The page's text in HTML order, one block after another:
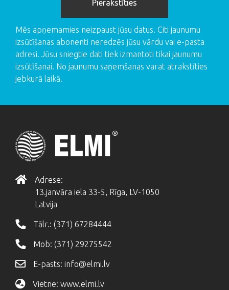
Mēs apņemamies neizpaust jūsu datus. Citi jaunumu
izsūtīšanas abonenti neredzēs jūsu vārdu vai e-pasta
adresi. Jūsu sniegtie dati tiek izmantoti tikai jaunumu
izsūtīšanai. No jaunumu saņemšanas varat atrakstīties
jebkurā laikā.
Adrese:
13.janvāra iela 33-5, Rīga, LV-1050
Latvija
Tālr.: (371) 67284444
Mob: (371) 29275542
E-pasts: info@elmi.lv
Vietne: www.elmi.lv